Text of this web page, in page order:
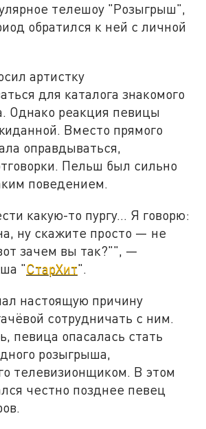
телешоу "Розыгрыш",
обратился к ней с личной
артистку
для каталога знакомого
Однако реакция певицы
Вместо прямого
оправдываться,
Пельш был сильно
поведением.
какую-то пургу… Я говорю:
ну скажите просто — не
зачем вы так?"", —
"СтарХит".
настоящую причину
сотрудничать с ним.
певица опасалась стать
розыгрыша,
телевизионщиком. В этом
честно позднее певец